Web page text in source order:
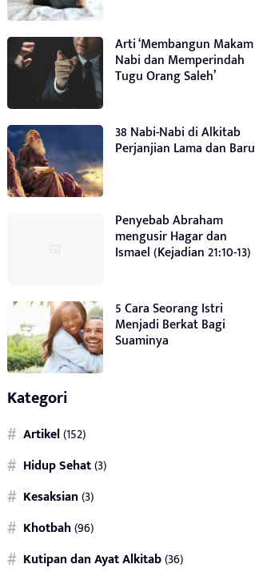
Arti ‘Membangun Makam
Nabi dan Memperindah
Tugu Orang Saleh’
38 Nabi-Nabi di Alkitab
Perjanjian Lama dan Baru
Penyebab Abraham
mengusir Hagar dan
Ismael (Kejadian 21:10-13)
5 Cara Seorang Istri
Menjadi Berkat Bagi
Suaminya
Kategori
Artikel(152)
Hidup Sehat(3)
Kesaksian(3)
Khotbah(96)
Kutipan dan Ayat Alkitab(36)